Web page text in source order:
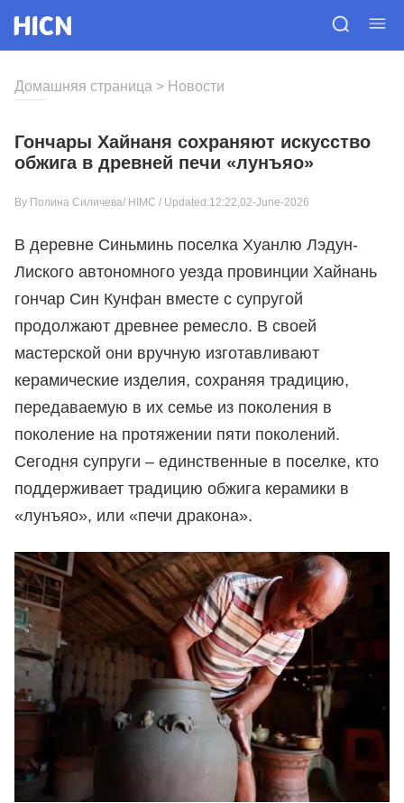
Домашняя страница > Новости
Гончары Хайнаня сохраняют искусство
обжига в древней печи «лунъяо»
By Полина Силичева/ HIMC / Updated:12:22,02-June-2026
В деревне Синьминь поселка Хуанлю Лэдун-
Лиского автономного уезда провинции Хайнань
гончар Син Кунфан вместе с супругой
продолжают древнее ремесло. В своей
мастерской они вручную изготавливают
керамические изделия, сохраняя традицию,
передаваемую в их семье из поколения в
поколение на протяжении пяти поколений.
Сегодня супруги – единственные в поселке, кто
поддерживает традицию обжига керамики в
«лунъяо», или «печи дракона».